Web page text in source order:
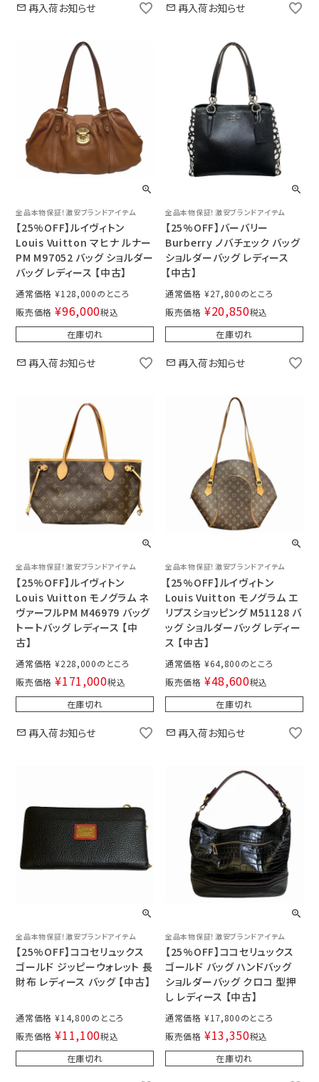
再入荷お知らせ 再入荷お知らせ
全品本物保証！激安ブランドアイテム
【25%OFF】ルイヴィトン
Louis Vuitton マヒナ ルナー
PM M97052 バッグ ショルダー
バッグ レディース 【中古】
通常価格 ¥128,000
販売価格 ¥96,000税込
在庫切れ
再入荷お知らせ
全品本物保証！激安ブランドアイテム
【25%OFF】バーバリー
Burberry ノバチェック バッグ
ショルダーバッグ レディース
【中古】
通常価格 ¥27,800
販売価格 ¥20,850税込
在庫切れ
再入荷お知らせ
全品本物保証！激安ブランドアイテム
【25%OFF】ルイヴィトン
Louis Vuitton モノグラム ネ
ヴァーフルPM M46979 バッグ
トートバッグ レディース 【中
古】
通常価格 ¥228,000
販売価格 ¥171,000税込
在庫切れ
再入荷お知らせ
全品本物保証！激安ブランドアイテム
【25%OFF】ルイヴィトン
Louis Vuitton モノグラム エ
リプスショッピング M51128 バ
ッグ ショルダーバッグ レディー
ス 【中古】
通常価格 ¥64,800
販売価格 ¥48,600税込
在庫切れ
再入荷お知らせ
全品本物保証！激安ブランドアイテム
【25%OFF】ココセリュックス
ゴールド ジッピーウォレット 長
財布 レディース バッグ 【中古】
通常価格 ¥14,800
販売価格 ¥11,100税込
在庫切れ
全品本物保証！激安ブランドアイテム
【25%OFF】ココセリュックス
ゴールド バッグ ハンドバッグ
ショルダーバッグ クロコ 型押
し レディース 【中古】
通常価格 ¥17,800
販売価格 ¥13,350税込
在庫切れ